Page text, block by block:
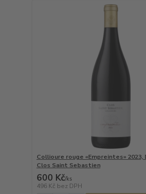
Collioure rouge «Empreintes» 2023,
Clos Saint Sebastien
600 Kč/ks
496 Kč bez DPH